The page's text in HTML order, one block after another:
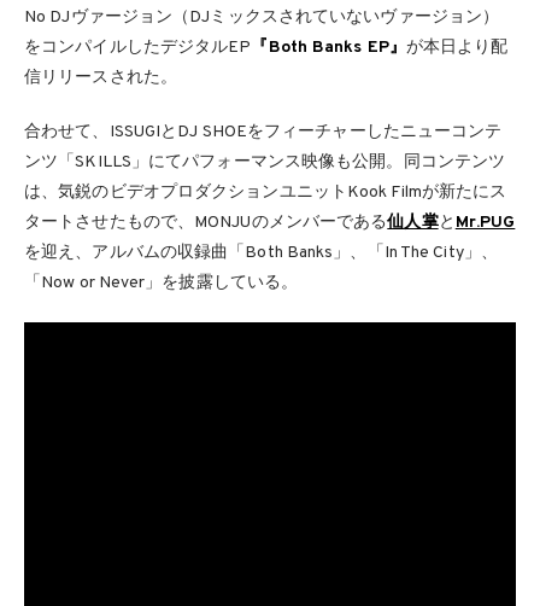
No DJヴァージョン（DJミックスされていないヴァージョン）
をコンパイルしたデジタルEP 『Both Banks EP』 が本日より配
信リリースされた。
合わせて、ISSUGIとDJ SHOEをフィーチャーしたニューコンテ
ンツ「SKILLS」にてパフォーマンス映像も公開。同コンテンツ
は、気鋭のビデオプロダクションユニットKook Filmが新たにス
タートさせたもので、MONJUのメンバーである仙人掌と Mr.PUG
を迎え、アルバムの収録曲「Both Banks」、「In The City」、
「Now or Never」を披露している。